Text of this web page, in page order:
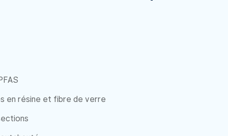
en résine et fibre de verre